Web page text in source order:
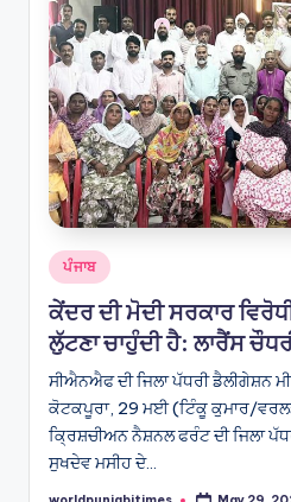
Posted
in
ਪੰਜਾਬ
ਕੇਂਦਰ ਦੀ ਮੋਦੀ ਸਰਕਾਰ
ਲੁੱਟਣਾ ਚਾਹੁੰਦੀ ਹੈ: ਲਾਰੈਂਸ
ਸੀਐਨਐਫ ਦੀ ਜਿਲਾ ਪੱਧਰੀ ਡੈਲੀਗੇਸ਼ਨ
ਕੋਟਕਪੂਰਾ, 29 ਮਈ (ਟਿੰਕੂ ਕੁਮਾਰ/
ਕ੍ਰਿਸ਼ਚੀਅਨ ਨੈਸ਼ਨਲ ਫਰੰਟ ਦੀ ਜਿਲਾ
ਸੁਖਦੇਵ ਮਸੀਹ ਦੇ…